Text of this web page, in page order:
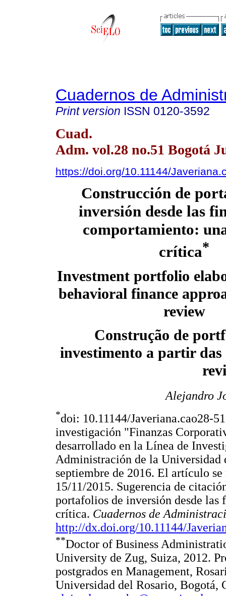
Cuadernos de
Print version ISSN 0120-3592
Cuad.
Adm. vol.28 no.51 Bogotá
https://doi.org/10.11144/
Construcción de
inversión desde las
comportamiento:
crítica*
Investment portfolio
behavioral finance
review
Construção de
investimento a partir
Alejandro
*doi: 10.11144/Javeriana.cao28-
investigación "Finanzas
desarrollado en la Línea de
Administración de la Universidad
septiembre de 2016. El artículo
15/11/2015. Sugerencia de
portafolios de inversión desde
crítica. Cuadernos de
http://dx.doi.org/10.11144/
**Doctor of Business
University de Zug, Suiza, 2012.
postgrados en Management,
Universidad del Rosario, Bogotá,